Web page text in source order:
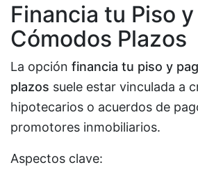
Financia tu Piso
Cómodos Plazos
La opción financia tu piso y
plazos suele estar vinculada a
hipotecarios o acuerdos de
promotores inmobiliarios.
Aspectos clave: